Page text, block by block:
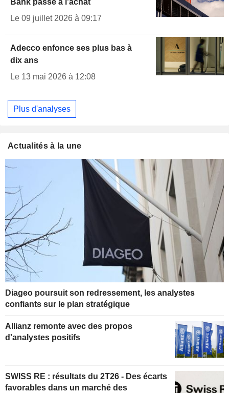
Bank passe à l'achat
Le 09 juillet 2026 à 09:17
Adecco enfonce ses plus bas à
dix ans
Le 13 mai 2026 à 12:08
Plus d'analyses
Actualités à la une
Diageo poursuit son redressement, les analystes
confiants sur le plan stratégique
Allianz remonte avec des propos
d'analystes positifs
SWISS RE : résultats du 2T26 - Des écarts
favorables dans un marché des